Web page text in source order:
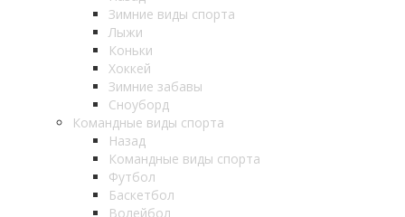
Зимние виды спорта
Лыжи
Коньки
Хоккей
Зимние забавы
Сноуборд
Командные виды спорта
Назад
Командные виды спорта
Футбол
Баскетбол
Волейбол